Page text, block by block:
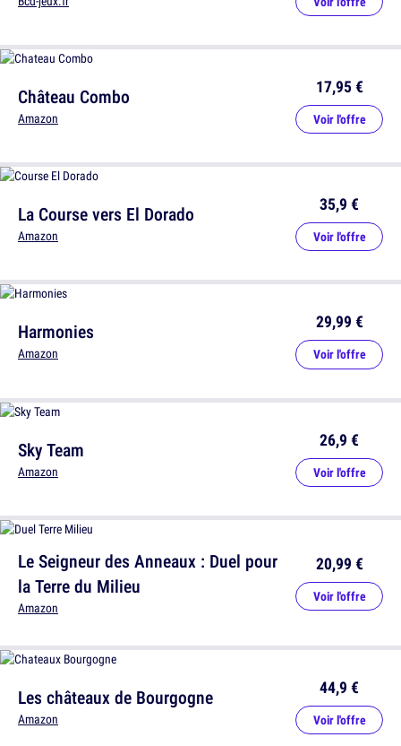
La Course vers El Dorado
Amazon
35,9 €
Voir l'offre
Sky Team
Amazon
26,9 €
Voir l'offre
Les châteaux de Bourgogne
Amazon
44,9 €
Voir l'offre
Château Combo
Amazon
17,95 €
Voir l'offre
Harmonies
Amazon
29,99 €
Voir l'offre
Le Seigneur des Anneaux : Duel pour
la Terre du Milieu
Amazon
20,99 €
Voir l'offre